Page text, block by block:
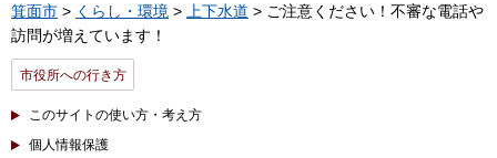
箕面市 > くらし・環境 > 上下水道 > ご注意ください！不審な電話や
訪問が増えています！
市役所への行き方
このサイトの使い方・考え方
個人情報保護